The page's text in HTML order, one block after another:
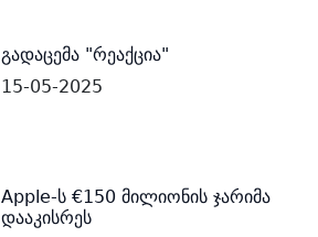
გადაცემა "რეაქცია"
15-05-2025
Apple-ს €150 მილიონის ჯარიმა
დააკისრეს